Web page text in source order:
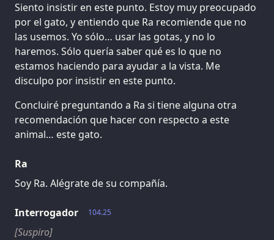
Siento insistir en este punto. Estoy muy preocupado
por el gato, y entiendo que Ra recomiende que no
las usemos. Yo sólo… usar las gotas, y no lo
haremos. Sólo quería saber qué es lo que no
estamos haciendo para ayudar a la vista. Me
disculpo por insistir en este punto.
Concluiré preguntando a Ra si tiene alguna otra
recomendación que hacer con respecto a este
animal… este gato.
Ra
Soy Ra. Alégrate de su compañía.
104.25
Interrogador
[Suspiro]